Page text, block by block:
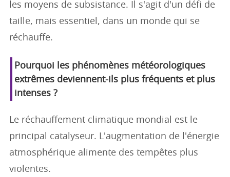
les moyens de subsistance. Il s'agit d'un défi de
taille, mais essentiel, dans un monde qui se
réchauffe.
Pourquoi les phénomènes météorologiques
extrêmes deviennent-ils plus fréquents et plus
intenses ?
Le réchauffement climatique mondial est le
principal catalyseur. L'augmentation de l'énergie
atmosphérique alimente des tempêtes plus
violentes.